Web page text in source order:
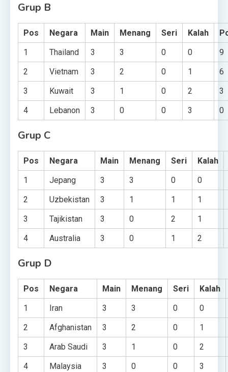
Grup B
Pos Negara Main Menang Seri Kalah
1
Thailand 3 3 0 0
9
2
Vietnam 3 2 0 1
6
3
Kuwait 3 1 0 2
3
4
Lebanon 3 0 0 3 0
Grup C
Pos Negara Main Menang Seri
Kalah
1
Jepang 3 3 0
0
2
Uzbekistan 3 1 1
1
3
Tajikistan 3 0 2
1
4
Australia 3 0 1 2
Grup D
Pos Negara Main Menang Seri
Kalah
1
Iran 3 3 0
0
2
Afghanistan 3 2 0
1
3
Arab Saudi 3 1 0
2
4
Malaysia 3 0 0 3